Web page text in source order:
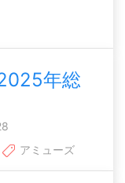
年総
アミューズ